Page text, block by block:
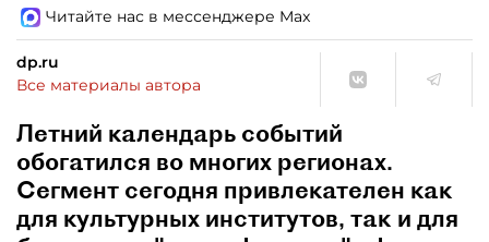
Читайте нас в мессенджере Max
dp.ru
Все материалы автора
Летний календарь событий
обогатился во многих регионах.
Сегмент сегодня привлекателен как
для культурных институтов, так и для